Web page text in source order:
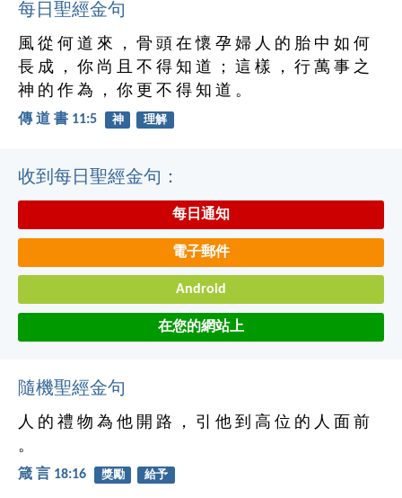
每日聖經金句
風 從 何 道 來 ， 骨 頭 在 懷 孕 婦 人 的 胎 中 如 何
長 成 ， 你 尚 且 不 得 知 道 ； 這 樣 ， 行 萬 事 之
神 的 作 為 ， 你 更 不 得 知 道 。
傳 道 書 11:5 神 理解
收到每日聖經金句：
每日通知
電子郵件
Android
在您的網站上
隨機聖經金句
人 的 禮 物 為 他 開 路 ， 引 他 到 高 位 的 人 面 前
。
箴 言 18:16 獎勵 給予